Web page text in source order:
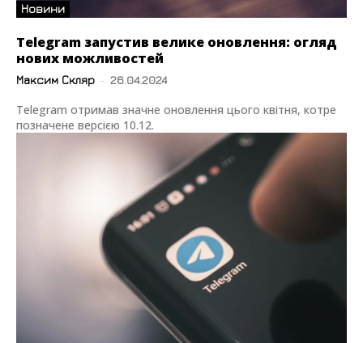
Новини
Telegram запустив велике оновлення: огляд
нових можливостей
Максим Скляр - 26.04.2024
Telegram отримав значне оновлення цього квітня, котре
позначене версією 10.12.